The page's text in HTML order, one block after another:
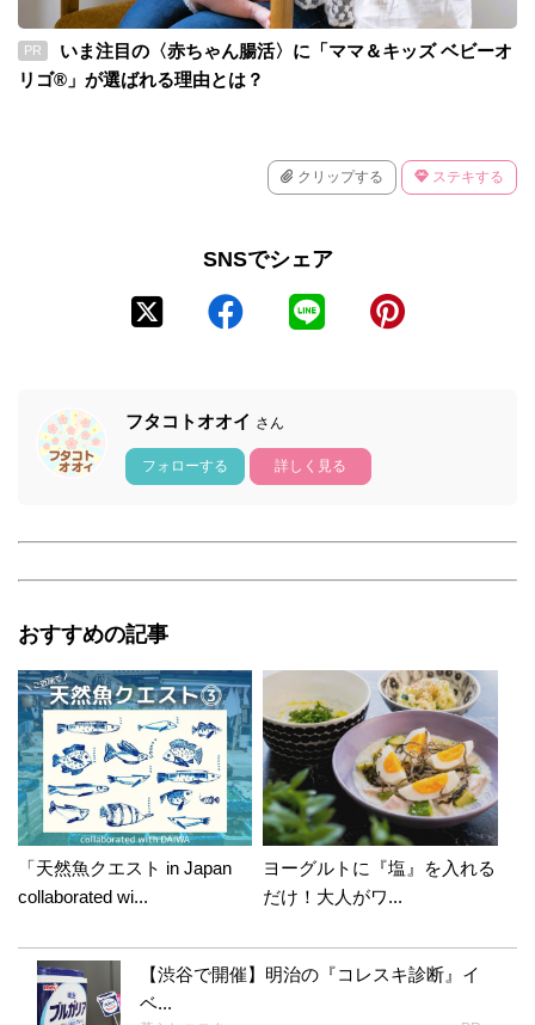
PR
いま注目の〈赤ちゃん腸活〉に「ママ＆キッズ ベビーオ
リゴ®」が選ばれる理由とは？
クリップする ステキする
SNSでシェア
フタコトオオイ さん
フォローする 詳しく見る
おすすめの記事
「天然魚クエスト in Japan
collaborated wi...
ヨーグルトに『塩』を入れる
だけ！大人がワ...
【渋谷で開催】明治の『コレスキ診断』イ
ベ...